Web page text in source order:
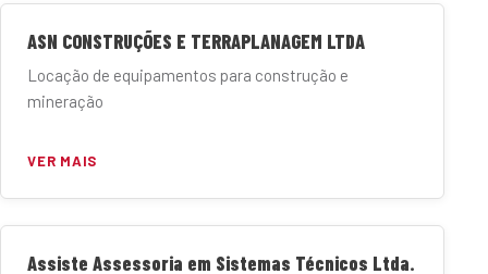
ASN CONSTRUÇÕES E TERRAPLANAGEM LTDA
Locação de equipamentos para construção e
mineração
VER MAIS
Assiste Assessoria em Sistemas Técnicos Ltda.